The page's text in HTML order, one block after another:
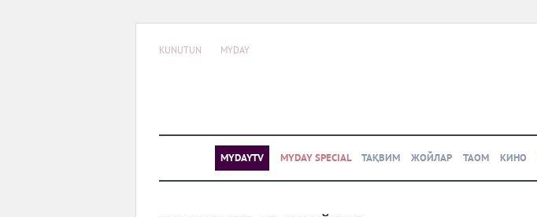
KUNUTUN MYDAY
MYDAYTV MYDAY SPECIAL ТАҚВИМ ЖОЙЛАР ТАОМ КИНО